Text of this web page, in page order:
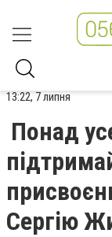
13:22, 7 липня
Понад
Сергію